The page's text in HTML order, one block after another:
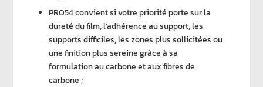
PRO54convient si votre priorité porte sur la
dureté du film, l’adhérence au support, les
supports difficiles, les zones plus sollicitées ou
une finition plus sereine grâce à sa
formulation au carbone et auxfibres de
carbone;